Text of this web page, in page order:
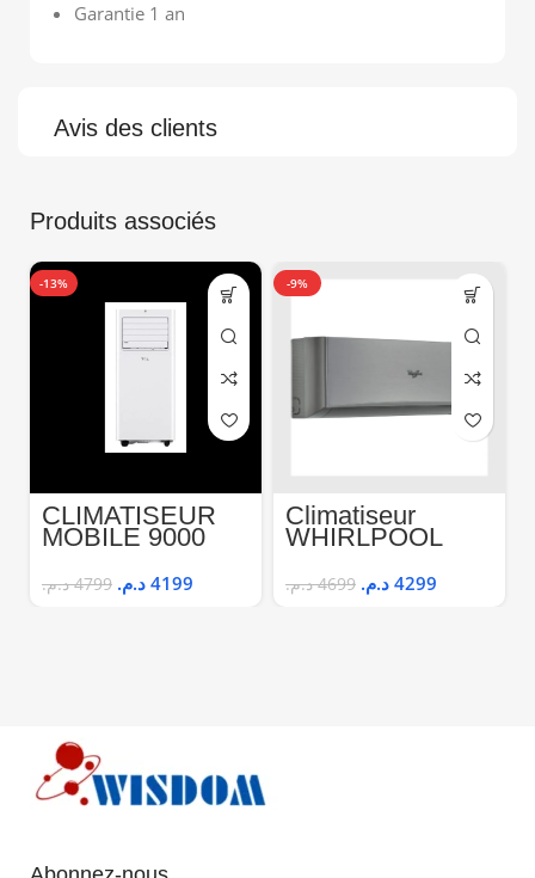
Garantie 1 an
Avis des clients
Produits associés
-13%
CLIMATISEUR
MOBILE 9000
4799 د.م. 4199 د.م.
-9%
Climatiseur
WHIRLPOOL
9000BTU
4699 د.م. 4299 د.م.